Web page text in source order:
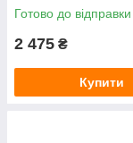
Готово до відправки
2 475 ₴
Купити